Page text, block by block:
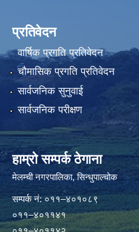
प्रतिवेदन
वार्षिक प्रगति प्रतिवेदन
चौमासिक प्रगति प्रतिवेदन
सार्वजनिक सुनुवाई
सार्वजनिक परीक्षण
हाम्रो सम्पर्क ठेगाना
मेलम्ची नगरपालिका‍, सिन्धुपाल्चोक
सम्पर्क न‌ं: ०११–४०१०८९
०११–४०११४१